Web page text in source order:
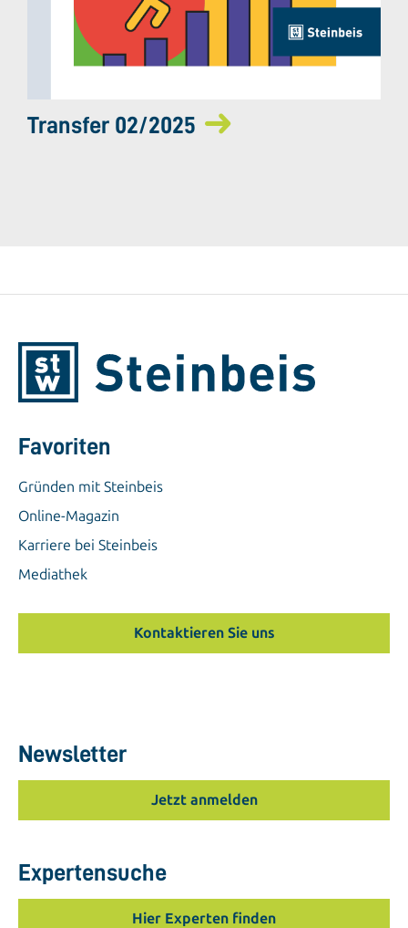
Transfer 02/2025
Favoriten
Gründen mit Steinbeis
Online-Magazin
Karriere bei Steinbeis
Mediathek
Kontaktieren Sie uns
Newsletter
Jetzt anmelden
Expertensuche
Hier Experten finden